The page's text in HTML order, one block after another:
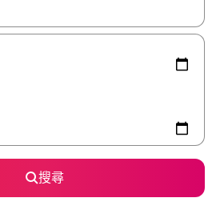
容時請使用上下箭頭，或輕點、滑動裝置。
搜尋